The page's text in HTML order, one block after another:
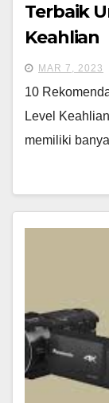
Terbaik
Keahlian
MAR 7, 2023
10
Level
memiliki